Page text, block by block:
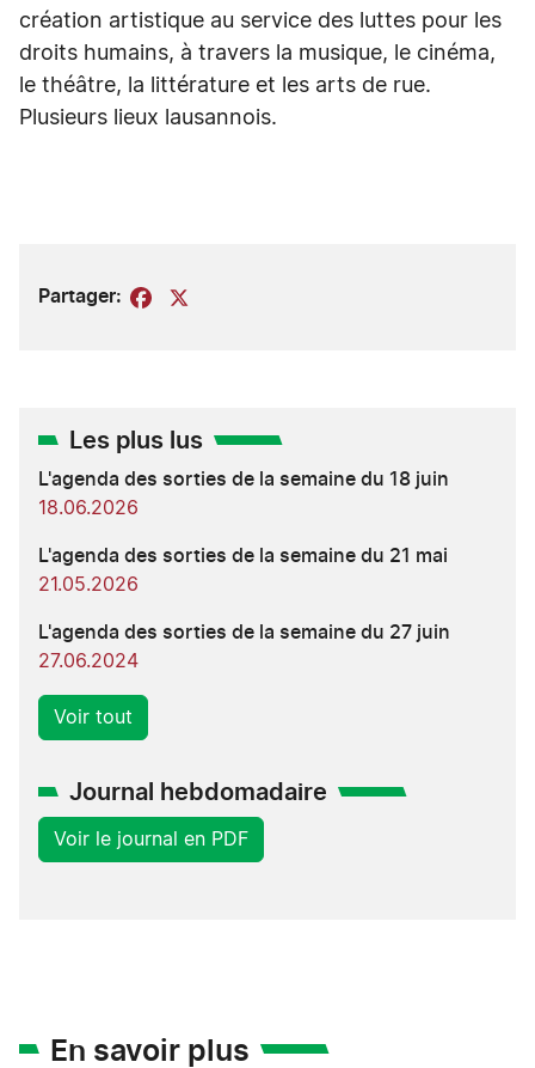
création artistique au service des luttes pour les
droits humains, à travers la musique, le cinéma,
le théâtre, la littérature et les arts de rue.
Plusieurs lieux lausannois.
Partager: Facebook
Les plus lus
L'agenda des sorties de la semaine du 18 juin
18.06.2026
L'agenda des sorties de la semaine du 21 mai
21.05.2026
L'agenda des sorties de la semaine du 27 juin
27.06.2024
Voir tout
Journal hebdomadaire
Voir le journal en PDF
En savoir plus